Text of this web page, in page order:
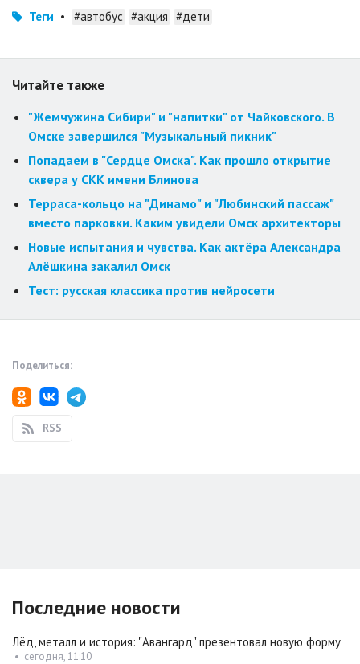
Теги • #автобус #акция #дети
Читайте также
"Жемчужина Сибири" и "напитки" от Чайковского. В
Омске завершился "Музыкальный пикник"
Попадаем в "Сердце Омска". Как прошло открытие
сквера у СКК имени Блинова
Терраса-кольцо на "Динамо" и "Любинский пассаж"
вместо парковки. Каким увидели Омск архитекторы
Новые испытания и чувства. Как актёра Александра
Алёшкина закалил Омск
Тест: русская классика против нейросети
Поделиться:
RSS
Последние новости
Лёд, металл и история: "Авангард" презентовал новую форму
• сегодня, 11:10